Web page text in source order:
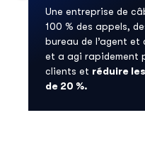
Une entreprise de
100 % des appels,
bureau de l’agent
et a agi rapidement
clients et réduire
de 20 %.